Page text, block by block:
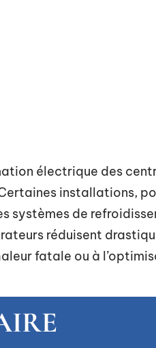
électrique des
installations,
systèmes de
réduisent
fatale ou à